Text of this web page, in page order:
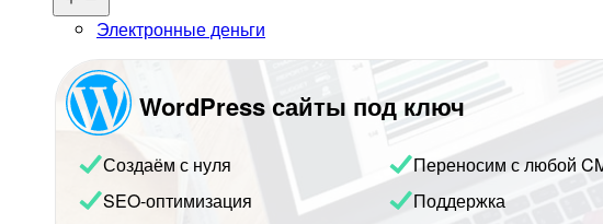
меню
Электронные деньги
WordPress сайты под ключ
Создаём с нуля
Переносим с любой
SEO-оптимизация
Поддержка